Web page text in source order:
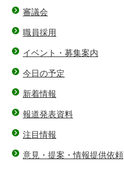
審議会
職員採用
イベント・募集案内
今日の予定
新着情報
報道発表資料
注目情報
意見・提案・情報提供依頼